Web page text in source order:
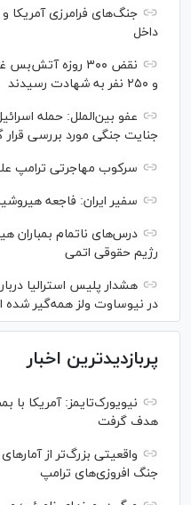
جنگ‌های فرامرزی آمریکا
داخل
نقض ۳۰۰ روزه
و ۲۵۰ نفر به شهادت رسیدند
جنایت جنگی مورد بررسی قرار
سرکوب مهاجرتی ترامپ
سفیر ایران: فاجعه
درس‌های ناتمام بمباران
رژیم حقوقی اتمی
هشدار پلیس استرالیا
در نیوساوت ولز همه‌گیر
پربازدیدترین اخبار
هدف گرفت
واقعیتی بزرگ‌تر از
جنگ افروزی‌های ترامپ